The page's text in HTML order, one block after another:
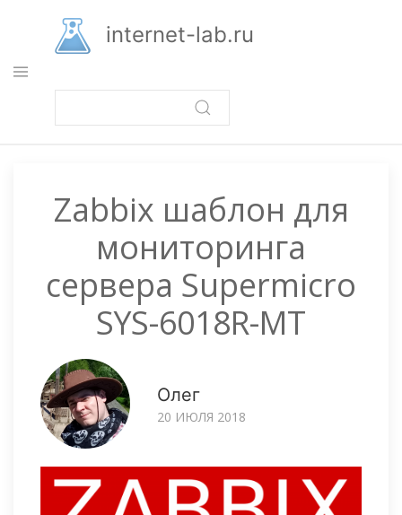
основному
содержанию
internet-lab.ru
Zabbix шаблон для
мониторинга
сервера Supermicro
SYS-6018R-MT
Олег
20 ИЮЛЯ 2018